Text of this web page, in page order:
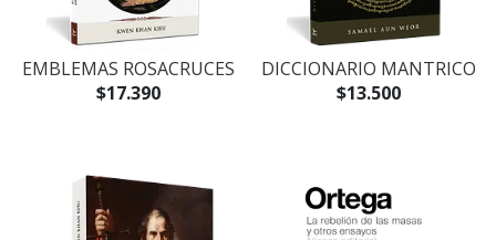
EMBLEMAS ROSACRUCES
$17.390
DICCIONARIO MANTRICO
$13.500